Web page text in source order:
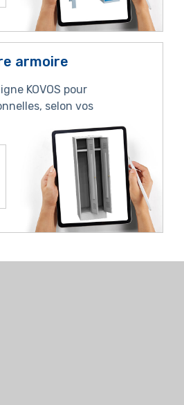
armoire
KOVOS pour
selon vos